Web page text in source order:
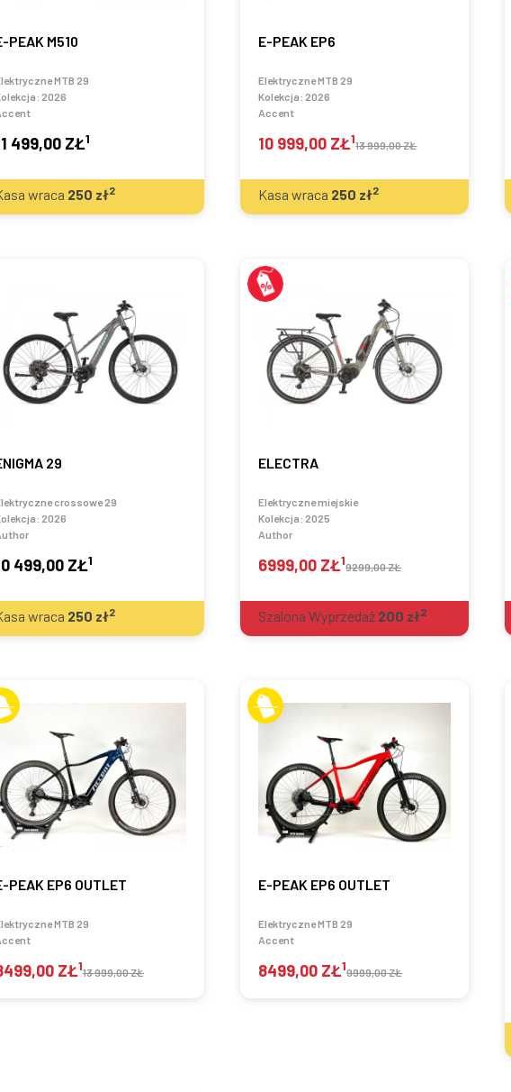
PEAK M510
MTB 29
2026
499,00 ZŁ1
wraca 250 zł2
E-PEAK EP6
Elektryczne MTB 29
Kolekcja: 2026
Accent
10 999,00 ZŁ113 999,00 ZŁ
Kasa wraca 250 zł2
29
crossowe 29
2026
499,00 ZŁ1
wraca 250 zł2
ELECTRA
Elektryczne miejskie
Kolekcja: 2025
Author
6999,00 ZŁ19299,00 ZŁ
Szalona Wyprzedaż 200 zł2
PEAK EP6 OUTLET
MTB 29
ZŁ113 999,00 ZŁ
E-PEAK EP6 OUTLET
Elektryczne MTB 29
Accent
8499,00 ZŁ19999,00 ZŁ